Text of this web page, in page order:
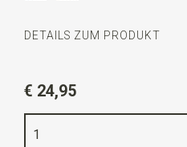
DETAILS ZUM PRODUKT
Farbe
Qualität
€ 24,95